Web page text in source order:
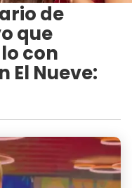
de
que
con
El Nueve: